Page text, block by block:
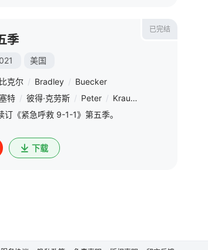
/ 瑞安·古兹曼 / 科琳·玛西亚 / 马坎索尼·雷斯
已完结
季
美国
克尔 / Bradley / Buecker
特 / 彼得·克劳斯 / Peter / Krause
订《紧急呼救 9-1-1》第五季。
下载